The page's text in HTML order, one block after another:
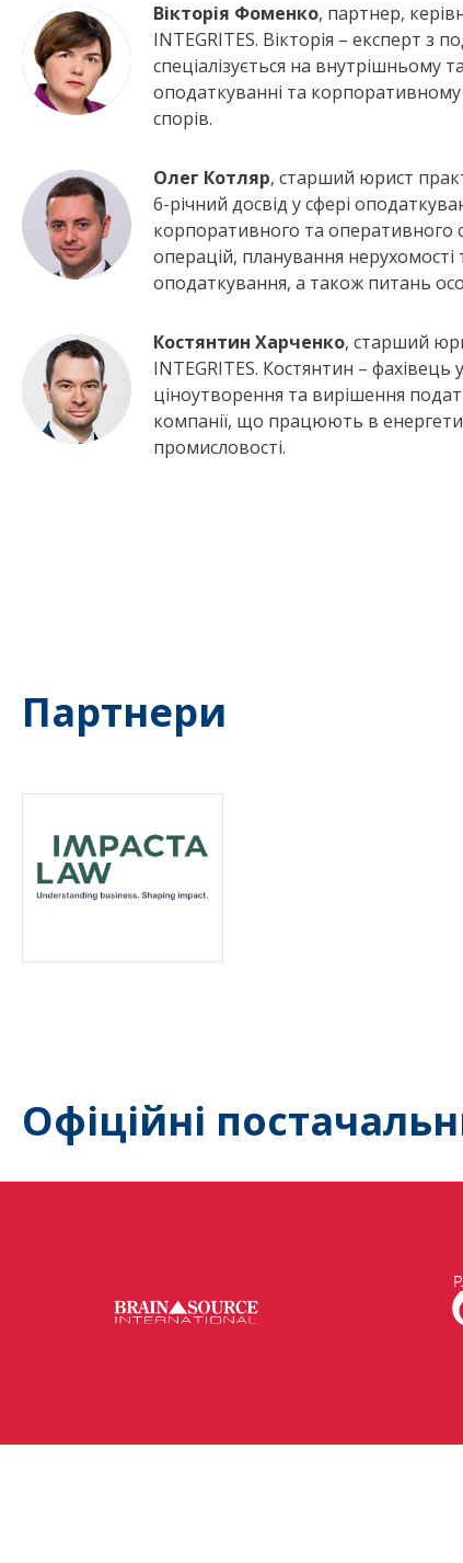
Вікторія Фоменко, партнер,
INTEGRITES. Вікторія – експерт
спеціалізується на
оподаткуванні та
спорів.
Олег Котляр, старший юрист
6-річний досвід у сфері
корпоративного та оперативного
операцій, планування
оподаткування, а також питань
Костянтин Харченко, старший
INTEGRITES. Костянтин –
ціноутворення та вирішення
компанії, що працюють в
промисловості.
Партнери
Офіційні